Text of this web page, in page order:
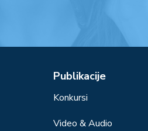
Publikacije
Konkursi
Video & Audio